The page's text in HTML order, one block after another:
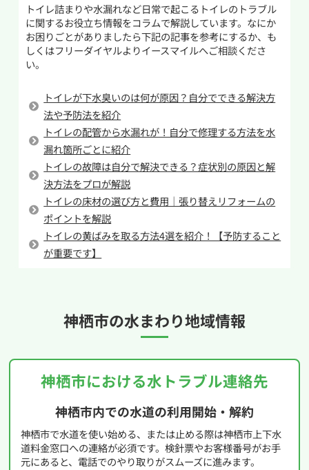
ーパーが原因であれば、削りながら奥へ押し流
すことで解消できる場合があります。
作業しても改善しない場合や奥で詰まっている場
すすめします。
うにしてください。しかし詰まっているものがス
マートフォンやアクセサリなどの流してはいけな
い小物であればこの方法は意味がなく、便器を
傷つけないよう慎重に取り除く必要があります。
異物を取り除く際には硬い棒を無理やり突っ込
むと便器を傷つけてしまう可能性があるため、
自身での除去が難しいようであれば二次被害を
防ぐためにも水道業者へ依頼するのがおすすめ
です。自身で除去をする場合は衛生的な側面から
ゴム手袋を装着して汚水に触れないように異物を
取り出してください。詰まりの原因がわからない
場合も同様に手で取り出すのが基本ですが、鋭
利なものが原因の場合もあるので怪我をしない
よう慎重に作業を行ってください。
トイレ詰まりや水漏れなど日常で起こるトイレのトラブル
に関するお役立ち情報をコラムで解説しています。なにか
お困りごとがありましたら下記の記事を参考にするか、も
しくはフリーダイヤルよりイースマイルへご相談くださ
い。
トイレが下水臭いのは何が原因？自分でできる解決方
法や予防法を紹介
トイレの配管から水漏れが！自分で修理する方法を水
漏れ箇所ごとに紹介
トイレの故障は自分で解決できる？症状別の原因と解
決方法をプロが解説
トイレの床材の選び方と費用｜張り替えリフォームの
ポイントを解説
トイレの黄ばみを取る方法4選を紹介！【予防すること
が重要です】
神栖市の水まわり地域情報
神栖市における水トラブル連絡先
神栖市内での水道の利用開始・解約
神栖市で水道を使い始める、または止める際は神栖市上下水
道料金窓口への連絡が必須です。検針票やお客様番号がお手
元にあると、電話でのやり取りがスムーズに進みます。